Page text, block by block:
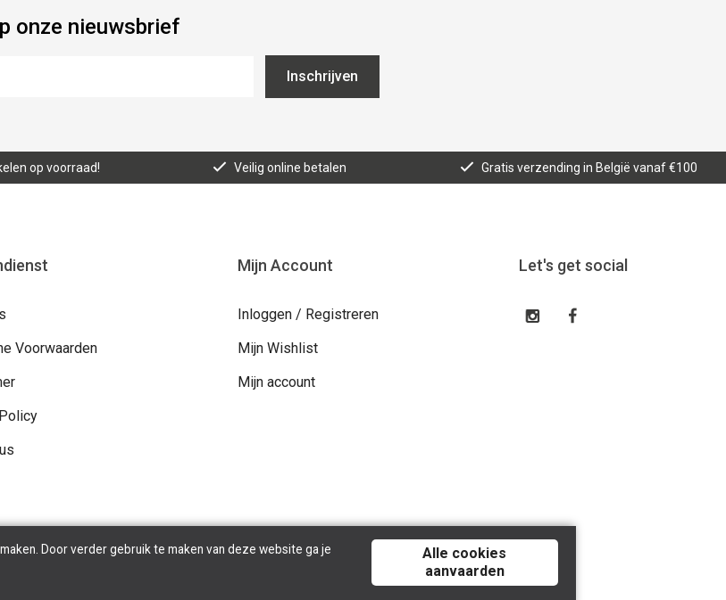
onze nieuwsbrief
Inschrijven
op voorraad! Veilig online betalen Gratis verzending in België vanaf €100
Voorwaarden
Mijn Account
Inloggen / Registreren
Mijn Wishlist
Mijn account
Let's get social
57, 9000 Gent - BE 1035.462.528. All Rights Reserved | Powered ByTilroy
Door verder gebruik te maken van deze website ga je
Alle cookies
aanvaarden